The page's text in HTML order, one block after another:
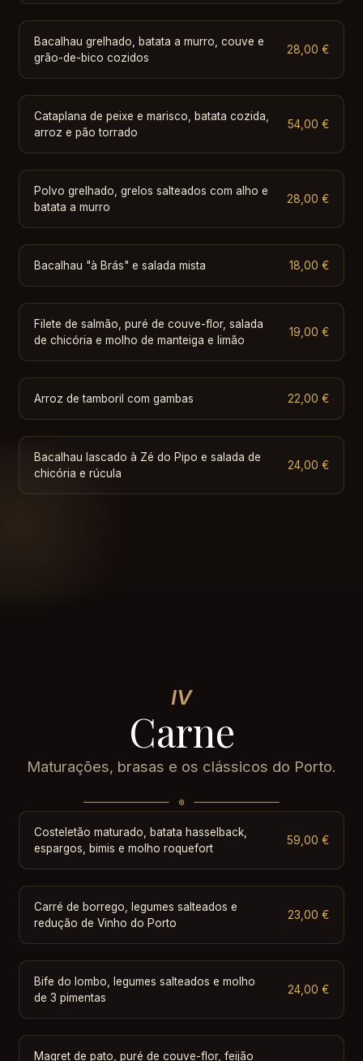
Bacalhau grelhado, batata a murro, couve e
grão-de-bico cozidos
28,00 €
Cataplana de peixe e marisco, batata cozida,
arroz e pão torrado
54,00 €
Polvo grelhado, grelos salteados com alho e
batata a murro
28,00 €
Bacalhau "à Brás" e salada mista 18,00 €
Filete de salmão, puré de couve-flor, salada
de chicória e molho de manteiga e limão
19,00 €
Arroz de tamboril com gambas 22,00 €
Bacalhau lascado à Zé do Pipo e salada de
chicória e rúcula
24,00 €
IV
Carne
Maturações, brasas e os clássicos do Porto.
Costeletão maturado, batata hasselback,
espargos, bimis e molho roquefort
59,00 €
Carré de borrego, legumes salteados e
redução de Vinho do Porto
23,00 €
Bife do lombo, legumes salteados e molho
de 3 pimentas
24,00 €
Magret de pato, puré de couve-flor, feijão